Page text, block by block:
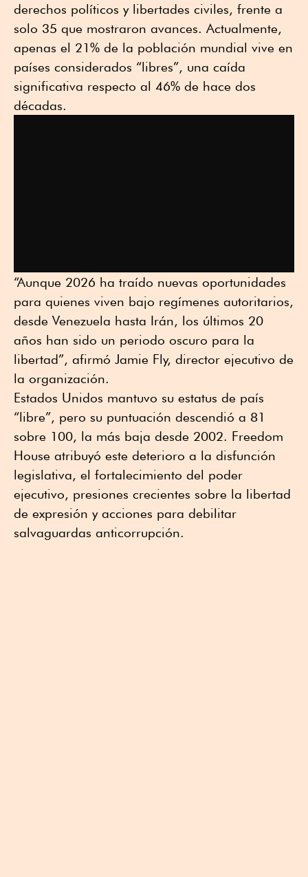
derechos políticos y libertades civiles, frente a
solo 35 que mostraron avances. Actualmente,
apenas el 21% de la población mundial vive en
países considerados “libres”, una caída
significativa respecto al 46% de hace dos
décadas.
“Aunque 2026 ha traído nuevas oportunidades
para quienes viven bajo regímenes autoritarios,
desde Venezuela hasta Irán, los últimos 20
años han sido un periodo oscuro para la
libertad”, afirmó Jamie Fly, director ejecutivo de
la organización.
Estados Unidos mantuvo su estatus de país
“libre”, pero su puntuación descendió a 81
sobre 100, la más baja desde 2002. Freedom
House atribuyó este deterioro a la disfunción
legislativa, el fortalecimiento del poder
ejecutivo, presiones crecientes sobre la libertad
de expresión y acciones para debilitar
salvaguardas anticorrupción.